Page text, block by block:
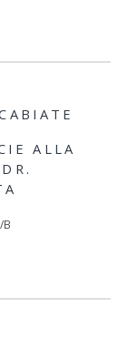
ALLA